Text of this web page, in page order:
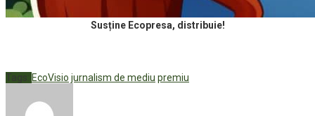
Susține Ecopresa, distribuie!
Tags: EcoVisio jurnalism de mediu premiu